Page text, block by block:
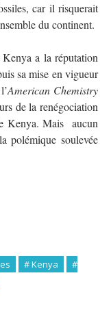
car il risquerait
du continent.
a la réputation
sa mise en vigueur
American Chemistry
de la renégociation
Kenya. Mais aucun
polémique soulevée
# Kenya
#